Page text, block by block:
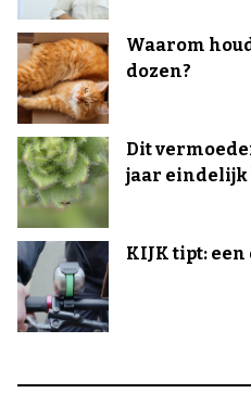
Waarom
dozen?
Dit
jaar eindelijk
KIJK tipt: